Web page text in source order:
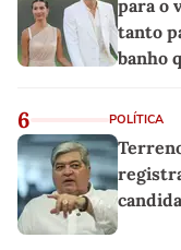
para o
tanto
banho
6 POLÍTICA